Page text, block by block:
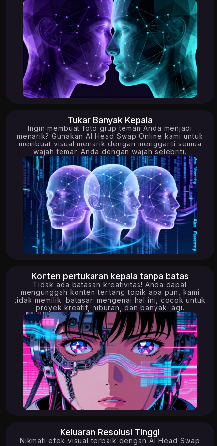
0.49K 10.72K
15.80K 1.32K
Tukar Banyak Kepala
Ingin membuat foto grup teman Anda menjadi
menarik? Gunakan AI Head Swap Online kami untuk
membuat visual menarik dengan mengganti semua
wajah teman Anda dengan wajah selebriti.
Konten pertukaran kepala tanpa batas
Tidak ada batasan kreativitas! Anda dapat
mengunggah konten tentang topik apa pun, kami
tidak memiliki batasan mengenai hal ini, cocok untuk
proyek kreatif, hiburan, dan banyak lagi.
Keluaran Resolusi Tinggi
Nikmati efek visual terbaik dengan AI Head Swap